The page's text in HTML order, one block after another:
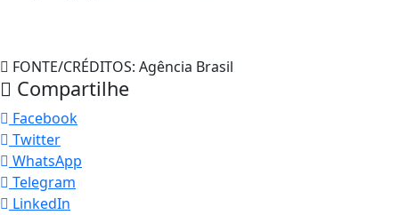
FONTE/CRÉDITOS: Agência Brasil
Compartilhe
Facebook
Twitter
WhatsApp
Telegram
LinkedIn